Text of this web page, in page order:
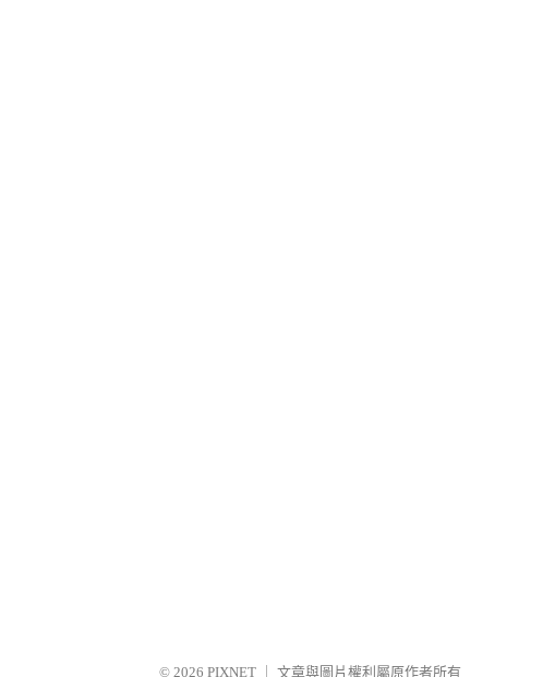
© 2026 PIXNET 文章與圖片權利屬原作者所有